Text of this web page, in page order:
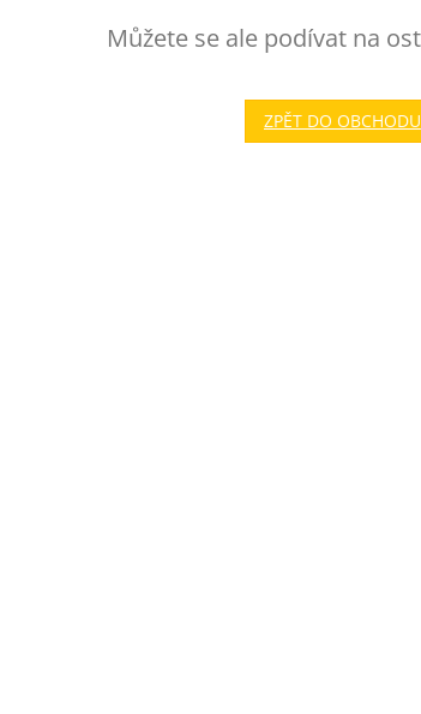
Můžete se ale podívat na
ZPĚT DO OBCHODU